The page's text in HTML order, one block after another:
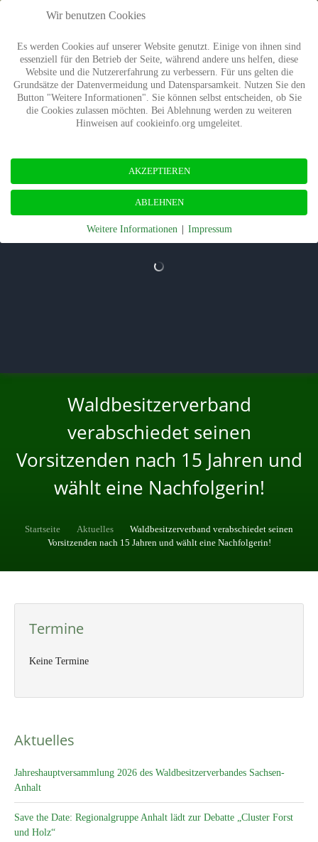
Waldbesitzerverband
verabschiedet seinen
Vorsitzenden nach 15 Jahren und
wählt eine Nachfolgerin!
Startseite Aktuelles
Waldbesitzerverband verabschiedet seinen
Vorsitzenden nach 15 Jahren und wählt eine Nachfolgerin!
Termine
Keine Termine
Aktuelles
Jahreshauptversammlung 2026 des Waldbesitzerverbandes Sachsen-
Anhalt
Save the Date: Regionalgruppe Anhalt lädt zur Debatte „Cluster Forst
und Holz“
Wir benutzen Cookies
Es werden Cookies auf unserer Website genutzt. Einige von ihnen sind
essenziell für den Betrieb der Seite, während andere uns helfen, diese
Website und die Nutzererfahrung zu verbessern. Für uns gelten die
Grundsätze der Datenvermeidung und Datensparsamkeit. Nutzen Sie den
Button "Weitere Informationen". Sie können selbst entscheiden, ob Sie
die Cookies zulassen möchten. Bei Ablehnung werden zu weiteren
Hinweisen auf cookieinfo.org umgeleitet.
AKZEPTIEREN
ABLEHNEN
Weitere Informationen Impressum